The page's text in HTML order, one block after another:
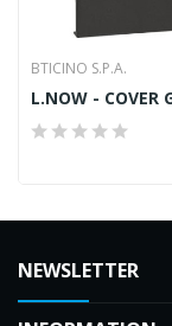
BTICINO S.P.A.
NEWSLETTER